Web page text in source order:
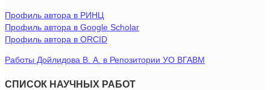
Профиль автора в РИНЦ
Профиль автора в Google Scholar
Профиль автора в ORCID
Работы Дойлидова В. А. в Репозитории УО ВГАВМ
СПИСОК НАУЧНЫХ РАБОТ